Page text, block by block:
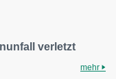
verletzt
mehr